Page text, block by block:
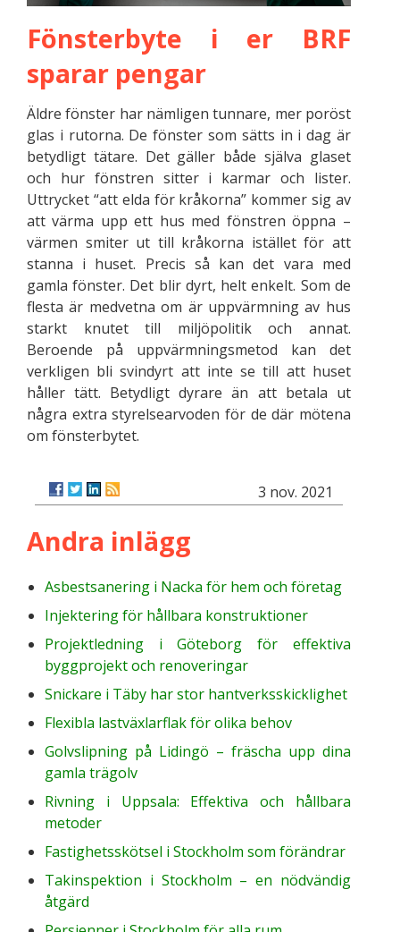
Fönsterbyte i er BRF
sparar pengar
Äldre fönster har nämligen tunnare, mer poröst
glas i rutorna. De fönster som sätts in i dag är
betydligt tätare. Det gäller både själva glaset
och hur fönstren sitter i karmar och lister.
Uttrycket “att elda för kråkorna” kommer sig av
att värma upp ett hus med fönstren öppna –
värmen smiter ut till kråkorna istället för att
stanna i huset. Precis så kan det vara med
gamla fönster. Det blir dyrt, helt enkelt. Som de
flesta är medvetna om är uppvärmning av hus
starkt knutet till miljöpolitik och annat.
Beroende på uppvärmningsmetod kan det
verkligen bli svindyrt att inte se till att huset
håller tätt. Betydligt dyrare än att betala ut
några extra styrelsearvoden för de där mötena
om fönsterbytet.
3 nov. 2021
Andra inlägg
Asbestsanering i Nacka för hem och företag
Injektering för hållbara konstruktioner
Projektledning i Göteborg för effektiva
byggprojekt och renoveringar
Snickare i Täby har stor hantverksskicklighet
Flexibla lastväxlarflak för olika behov
Golvslipning på Lidingö – fräscha upp dina
gamla trägolv
Rivning i Uppsala: Effektiva och hållbara
metoder
Fastighetsskötsel i Stockholm som förändrar
Takinspektion i Stockholm – en nödvändig
åtgärd